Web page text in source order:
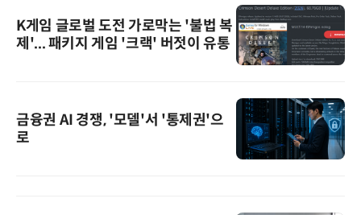
K게임 글로벌 도전 가로막는 '불법 복
제'... 패키지 게임 '크랙' 버젓이 유통
금융권 AI 경쟁, '모델'서 '통제권'으
로